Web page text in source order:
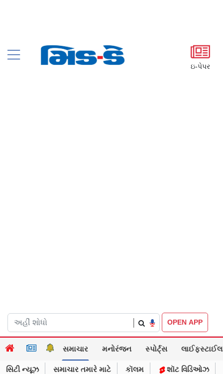
ઇ-પેપર
OPEN APP
સમાચાર મનોરંજન સ્પોર્ટ્સ લાઈફસ્ટાઈલ
સિટી ન્યૂઝ સમાચાર તમારે માટે કૉલમ શૉટ વિડિઓઝ